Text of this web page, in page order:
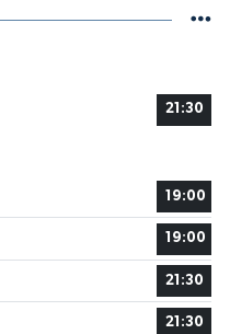
21:30
19:00
19:00
21:30
21:30